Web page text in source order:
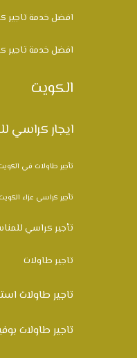
افضل خدمة تاجير
افضل خدمة تاجير
الكويت
ايجار كراسي
تأجير طاولات في
تأجير كراسي عزاء الكويت
تأجير كراسي
تاجير طاولات
تاجير طاولات
تاجير طاولات